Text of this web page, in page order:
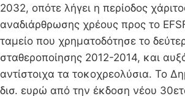
2032, οπότε λήγει η περίοδος
αναδιάρθρωσης χρέους προς το
ταμείο που χρηματοδότησε το
σταθεροποίησης 2012-2014, και
αντίστοιχα τα τοκοχρεολύσια. Το
δισ. ευρώ από την έκδοση νέου